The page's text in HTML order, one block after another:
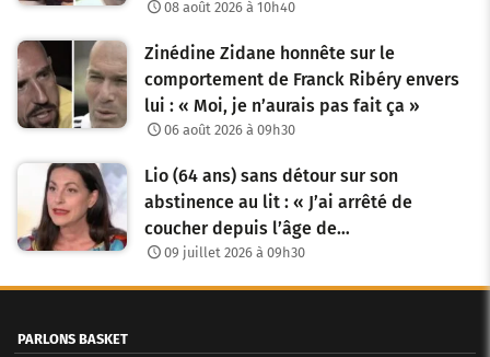
08 août 2026 à 10h40
Zinédine Zidane honnête sur le
comportement de Franck Ribéry envers
lui : « Moi, je n’aurais pas fait ça »
06 août 2026 à 09h30
Lio (64 ans) sans détour sur son
abstinence au lit : « J’ai arrêté de
coucher depuis l’âge de…
09 juillet 2026 à 09h30
PARLONS BASKET